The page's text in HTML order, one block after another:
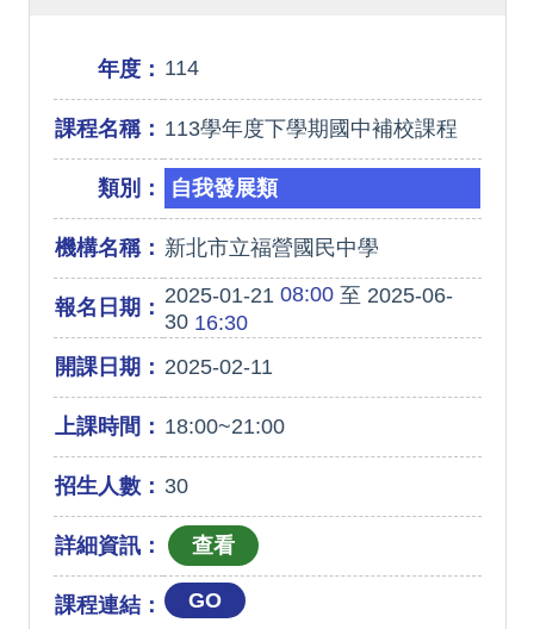
年度： 114
課程名稱： 113學年度下學期國中補校課程
類別： 自我發展類
機構名稱： 新北市立福營國民中學
報名日期： 2025-01-21 08:00至 2025-06-
3016:30
開課日期： 2025-02-11
上課時間： 18:00~21:00
招生人數： 30
詳細資訊：
課程連結： GO